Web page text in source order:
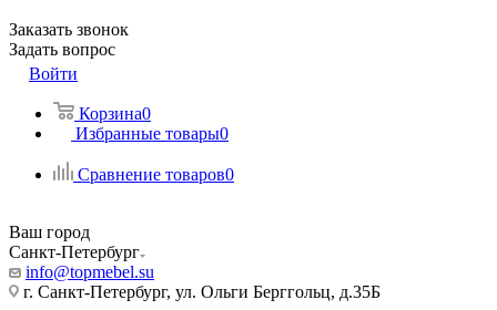
Заказать звонок
Задать вопрос
Войти
Корзина0
Избранные товары0
Сравнение товаров0
Ваш город
Санкт-Петербург
info@topmebel.su
г. Санкт-Петербург, ул. Ольги Берггольц, д.35Б